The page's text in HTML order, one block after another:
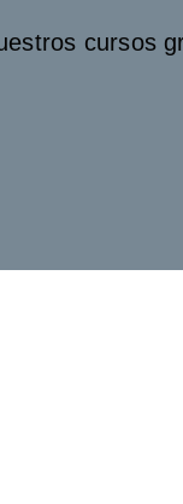
cursos